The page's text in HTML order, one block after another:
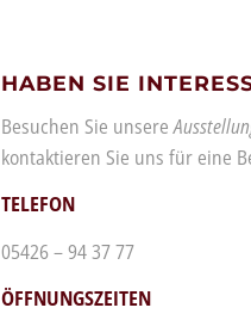
HABEN SIE
Besuchen Sie unsere
kontaktieren Sie uns für eine
TELEFON
05426 – 94 37 77
ÖFFNUNGSZEITEN